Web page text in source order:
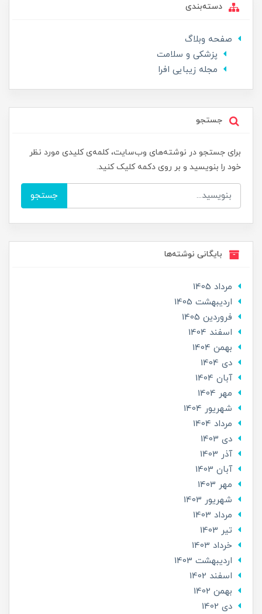
دسته‌بندی
صفحه وبلاگ
پزشکی و سلامت
مجله زیبایی افرا
جستجو
برای جستجو در نوشته‌های وب‌سایت، کلمه‌ی کلیدی مورد نظر
خود را بنویسید و بر روی دکمه کلیک کنید.
جستجو
بایگانی نوشته‌ها
مرداد 1405
ارديبهشت 1405
فروردین 1405
اسفند 1404
بهمن 1404
دی 1404
آبان 1404
مهر 1404
شهریور 1404
مرداد 1404
دی 1403
آذر 1403
آبان 1403
مهر 1403
شهریور 1403
مرداد 1403
تير 1403
خرداد 1403
ارديبهشت 1403
اسفند 1402
بهمن 1402
دی 1402